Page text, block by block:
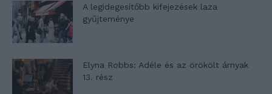
A legidegesítőbb kifejezések laza
gyűjteménye
Elyna Robbs: Adéle és az örökölt árnyak
13. rész